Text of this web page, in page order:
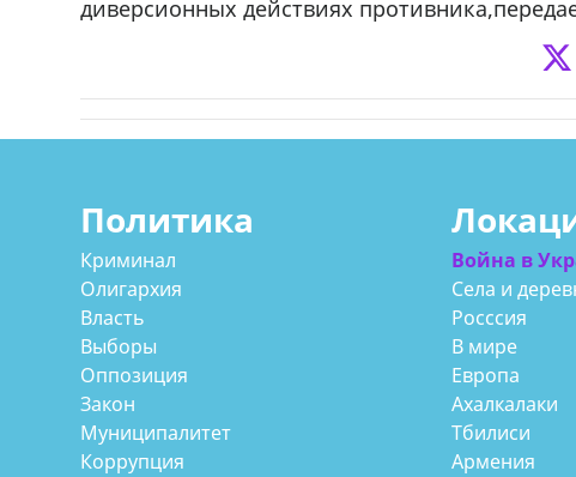
диверсионных действиях
Политика
Криминал
Олигархия
Власть
Выборы
Оппозиция
Закон
Муниципалитет
Коррупция
Война в
Села и
Росссия
В мире
Европа
Ахалкалаки
Тбилиси
Армения